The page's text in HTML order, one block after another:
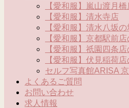
【愛和服】嵐山渡月橋
【愛和服】清水寺店
【愛和服】清水八坂
【愛和服】京都駅前
【愛和服】祇園四条
【愛和服】伏見稲荷
セルフ写真館ARISA
よくあるご質問
お問い合わせ
求人情報